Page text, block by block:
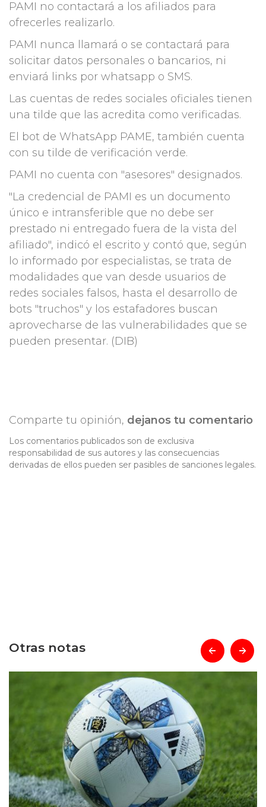
PAMI no contactará a los afiliados para
ofrecerles realizarlo.
PAMI nunca llamará o se contactará para
solicitar datos personales o bancarios, ni
enviará links por whatsapp o SMS.
Las cuentas de redes sociales oficiales tienen
una tilde que las acredita como verificadas.
El bot de WhatsApp PAME, también cuenta
con su tilde de verificación verde.
PAMI no cuenta con "asesores" designados.
"La credencial de PAMI es un documento
único e intransferible que no debe ser
prestado ni entregado fuera de la vista del
afiliado", indicó el escrito y contó que, según
lo informado por especialistas, se trata de
modalidades que van desde usuarios de
redes sociales falsos, hasta el desarrollo de
bots "truchos" y los estafadores buscan
aprovecharse de las vulnerabilidades que se
pueden presentar. (DIB)
Comparte tu opinión, dejanos tu comentario
Los comentarios publicados son de exclusiva
responsabilidad de sus autores y las consecuencias
derivadas de ellos pueden ser pasibles de sanciones legales.
Otras notas prev next